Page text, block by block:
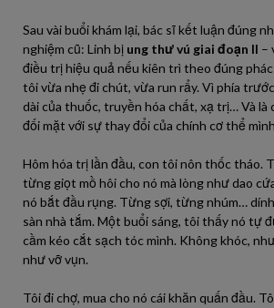
Sau vài buổi khám lại, bác sĩ kết luận đúng
nghiệm cũ: Linh bị ung thư vú giai đoạn II –
điều trị hiệu quả nếu kiên trì theo đúng
tôi vừa nhẹ đi chút, vừa run rẩy. Vì phía
dài của thuốc, truyền hóa chất, xạ trị… Và là
đối mặt với sự thay đổi của chính cơ thể
Hôm hóa trị lần đầu, con tôi nôn thốc tháo.
từng giọt mồ hôi cho nó mà lòng như dao
nó bắt đầu rụng. Từng sợi, từng nhúm…
sàn nhà tắm. Một buổi sáng, tôi thấy nó tự
cầm kéo cắt sạch tóc mình. Không khóc,
như vỡ vụn.
Tôi đi chợ, mua cho nó cái khăn quấn đầu.